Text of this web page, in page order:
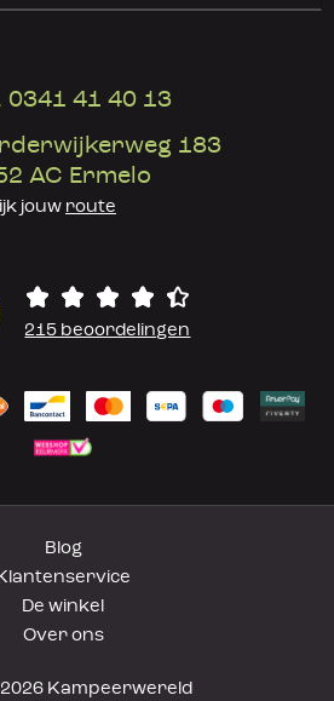
0341 41 40 13
183
AC Ermelo
jouw route
215 beoordelingen
Blog
De winkel
Over ons
Kampeerwereld